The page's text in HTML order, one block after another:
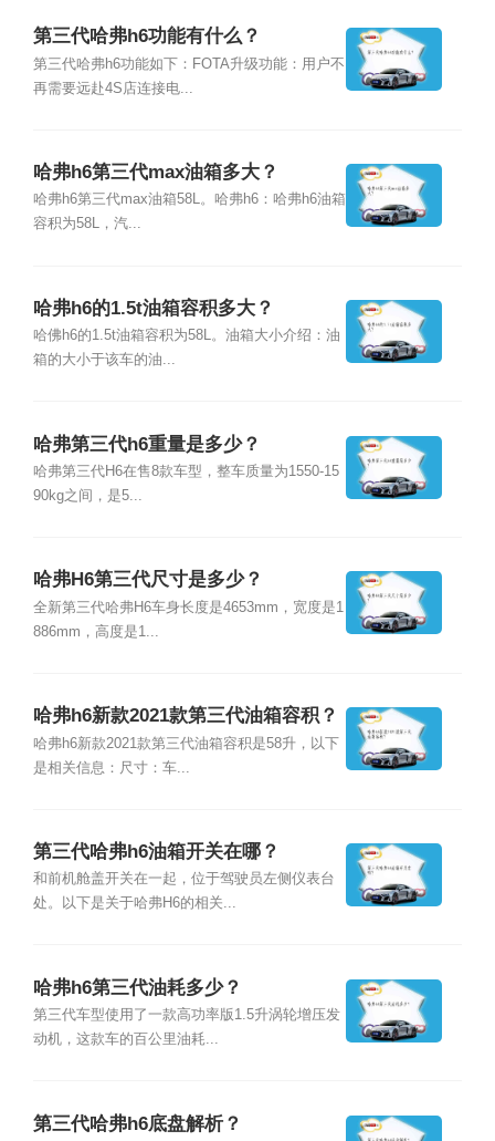
第三代哈弗h6功能有什么？
第三代哈弗h6功能如下：FOTA升级功能：用户不
再需要远赴4S店连接电...
哈弗h6第三代max油箱多大？
哈弗h6第三代max油箱58L。哈弗h6：哈弗h6油箱
容积为58L，汽...
哈弗h6的1.5t油箱容积多大？
哈佛h6的1.5t油箱容积为58L。油箱大小介绍：油
箱的大小于该车的油...
哈弗第三代h6重量是多少？
哈弗第三代H6在售8款车型，整车质量为1550-15
90kg之间，是5...
哈弗H6第三代尺寸是多少？
全新第三代哈弗H6车身长度是4653mm，宽度是1
886mm，高度是1...
哈弗h6新款2021款第三代油箱容积？
哈弗h6新款2021款第三代油箱容积是58升，以下
是相关信息：尺寸：车...
第三代哈弗h6油箱开关在哪？
和前机舱盖开关在一起，位于驾驶员左侧仪表台
处。以下是关于哈弗H6的相关...
哈弗h6第三代油耗多少？
第三代车型使用了一款高功率版1.5升涡轮增压发
动机，这款车的百公里油耗...
第三代哈弗h6底盘解析？